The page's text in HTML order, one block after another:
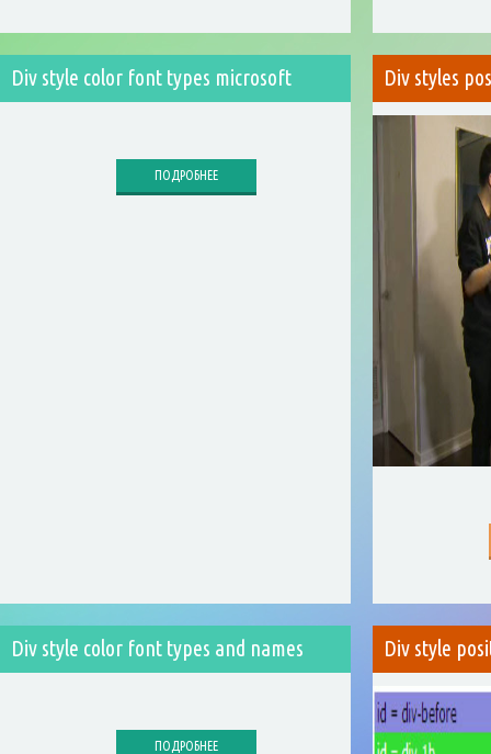
Div style color font types microsoft
ПОДРОБНЕЕ
Div styles
Div style color font types and names
ПОДРОБНЕЕ
Div style